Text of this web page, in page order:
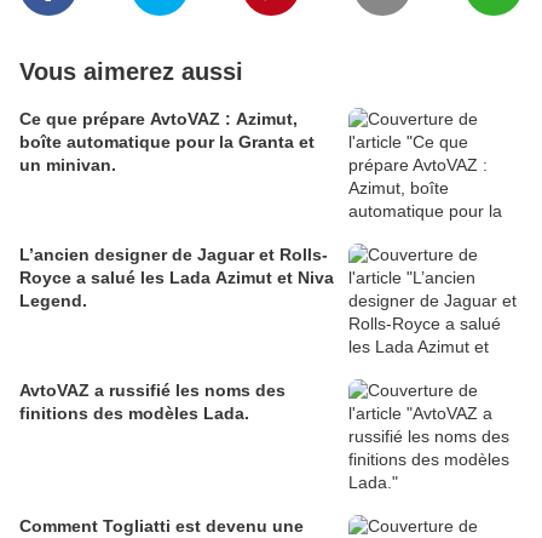
Vous aimerez aussi
Ce que prépare AvtoVAZ : Azimut,
boîte automatique pour la Granta et
un minivan.
L’ancien designer de Jaguar et Rolls-
Royce a salué les Lada Azimut et Niva
Legend.
AvtoVAZ a russifié les noms des
finitions des modèles Lada.
Comment Togliatti est devenu une